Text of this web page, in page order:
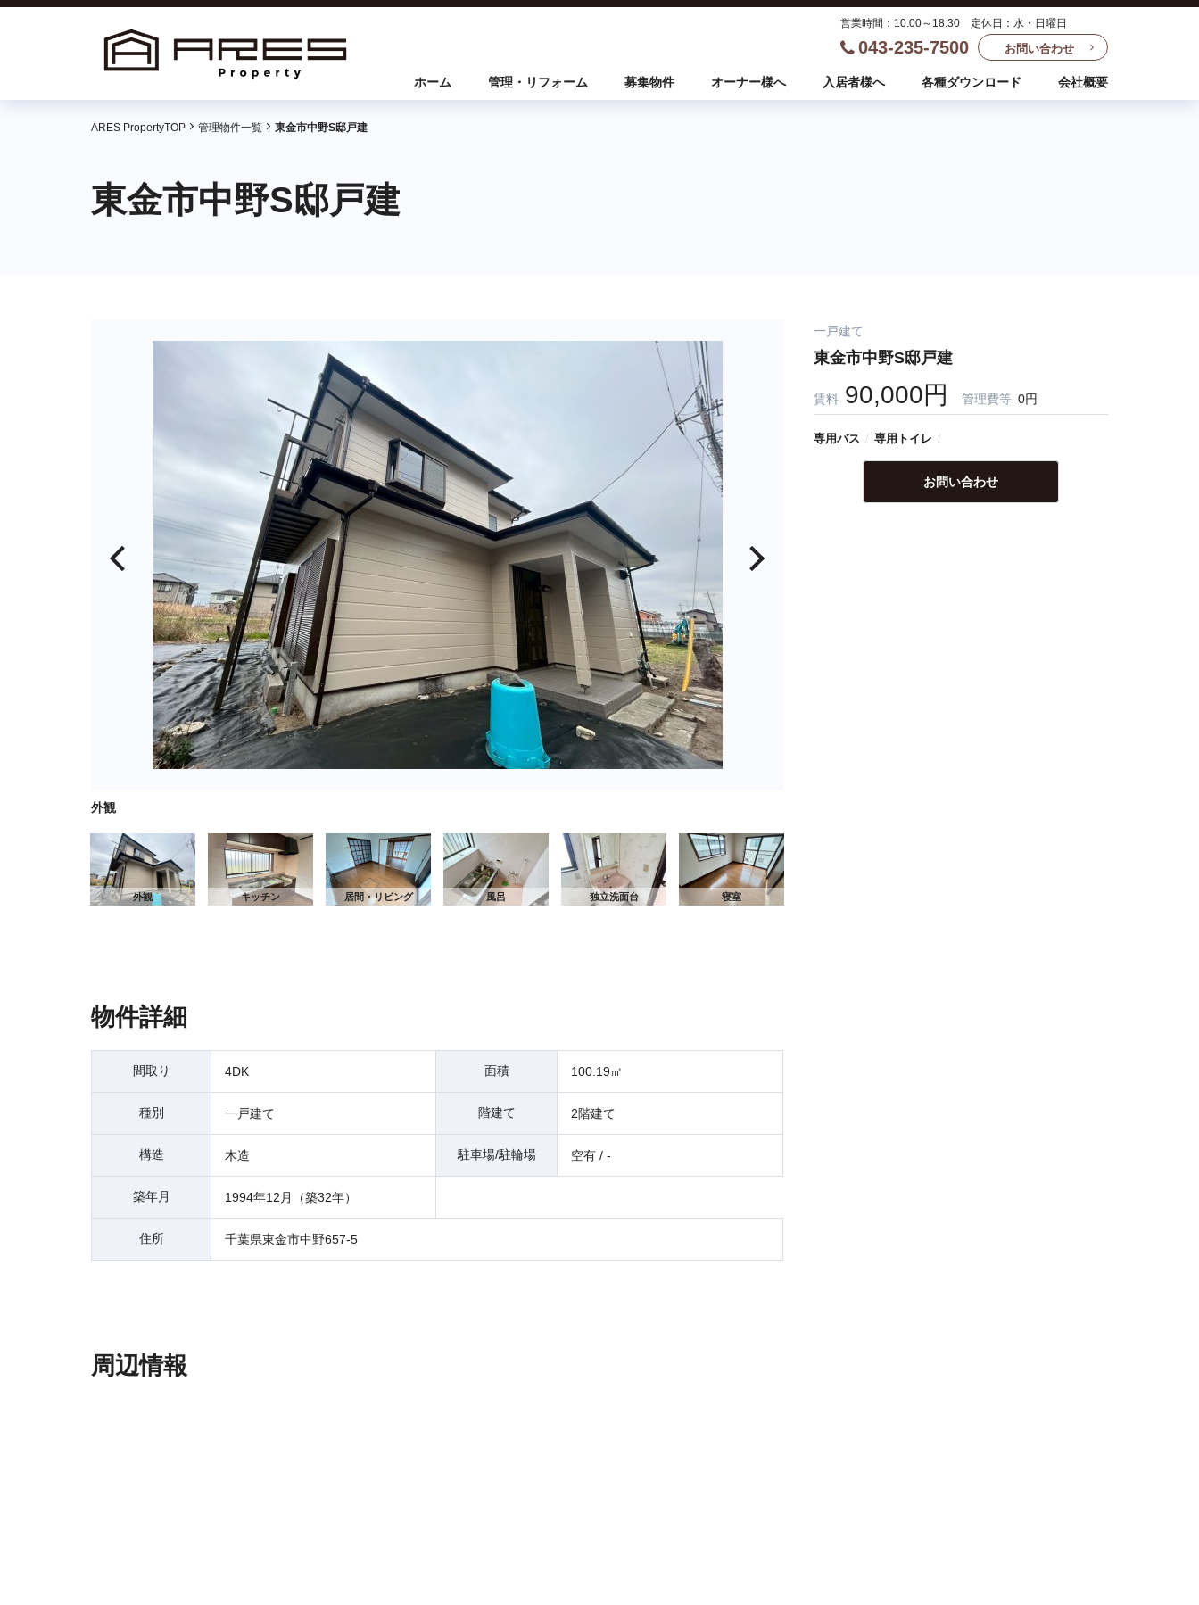
営業時間：10:00～18:30 定休日：水・日曜日
043-235-7500 お問い合わせ
ホーム 管理・リフォーム 募集物件 オーナー様へ 入居者様へ 各種ダウンロード 会社概要
ARES PropertyTOP 管理物件一覧 東金市中野S邸戸建
東金市中野S邸戸建
外観
外観 キッチン 居間・リビング 風呂 独立洗面台 寝室
物件詳細
間取り 4DK 面積 100.19㎡
種別 一戸建て 階建て 2階建て
構造 木造 駐車場/駐輪場 空有 / -
築年月 1994年12月（築32年）
住所 千葉県東金市中野657-5
周辺情報
一戸建て
東金市中野S邸戸建
賃料 90,000円 管理費等 0円
専用バス / 専用トイレ /
お問い合わせ